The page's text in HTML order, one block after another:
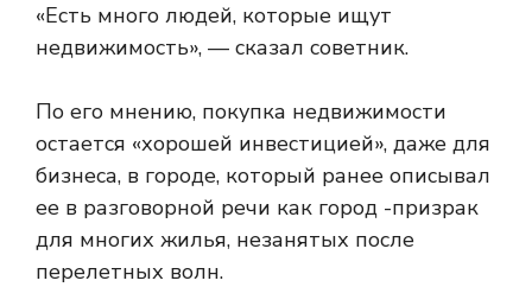
«Есть много людей, которые ищут
недвижимость», — сказал советник.
По его мнению, покупка недвижимости
остается «хорошей инвестицией», даже для
бизнеса, в городе, который ранее описывал
ее в разговорной речи как город -призрак
для многих жилья, незанятых после
перелетных волн.